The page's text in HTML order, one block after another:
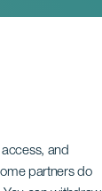
and
partners do